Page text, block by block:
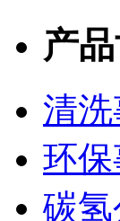
产
清
环
碳氢